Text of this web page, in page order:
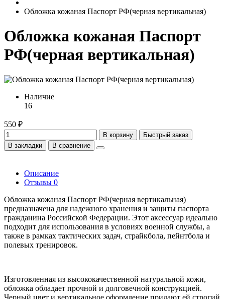
Обложка кожаная Паспорт РФ(черная вертикальная)
Обложка кожаная Паспорт
РФ(черная вертикальная)
Наличие
16
550 ₽
В корзину
Быстрый заказ
В закладки
В сравнение
Описание
Отзывы 0
Обложка кожаная Паспорт РФ(черная вертикальная)
предназначена для надежного хранения и защиты паспорта
гражданина Российской Федерации. Этот аксессуар идеально
подходит для использования в условиях военной службы, а
также в рамках тактических задач, страйкбола, пейнтбола и
полевых тренировок.
Изготовленная из высококачественной натуральной кожи,
обложка обладает прочной и долговечной конструкцией.
Черный цвет и вертикальное оформление придают ей строгий